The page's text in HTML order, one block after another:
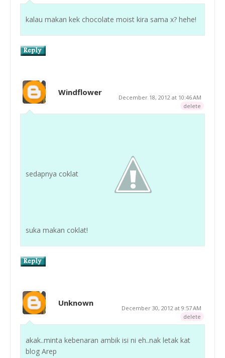
kalau makan kek chocolate moist kira sama x? hehe!
Windflower
December 18, 2012 at 10:46 AM
delete
sedapnya coklat
suka makan coklat!
Unknown
December 30, 2012 at 9:57 AM
delete
akak..minta kebenaran ambik isi ni eh..nak letak kat
blog Arep